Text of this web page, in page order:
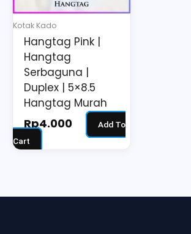
Kotak Kado
Hangtag Pink |
Hangtag
Serbaguna |
Duplex | 5×8.5
Hangtag Murah
Rp4.000
Add To
Cart